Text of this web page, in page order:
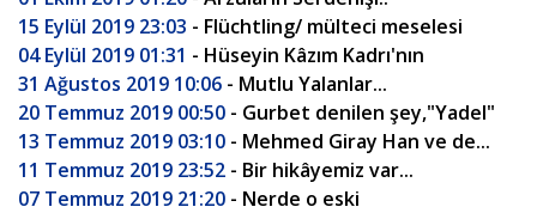
15 Eylül 2019 23:03 - Flüchtling/ mülteci meselesi
04 Eylül 2019 01:31 - Hüseyin Kâzım Kadrı'nın
31 Ağustos 2019 10:06 - Mutlu Yalanlar...
20 Temmuz 2019 00:50 - Gurbet denilen şey,"Yadel"
13 Temmuz 2019 03:10 - Mehmed Giray Han ve de...
11 Temmuz 2019 23:52 - Bir hikâyemiz var...
07 Temmuz 2019 21:20 - Nerde o eski